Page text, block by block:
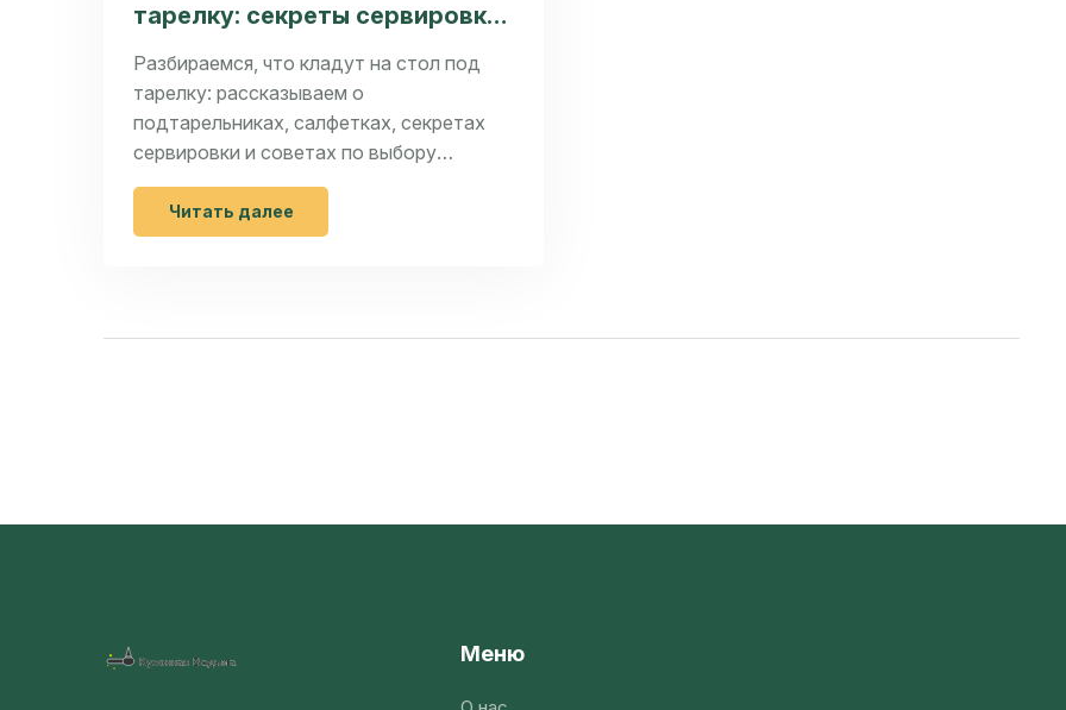
тарелку: секреты сервировки
и стильные лайфхаки
Разбираемся, что кладут на стол под
тарелку: рассказываем о
подтарельниках, салфетках, секретах
сервировки и советах по выбору
аксессуаров для стильного застолья.
Читать далее
Меню